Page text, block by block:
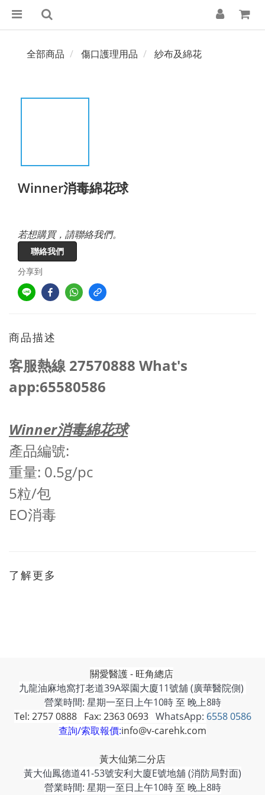
全部商品 傷口護理用品 紗布及綿花
Winner消毒綿花球
若想購買，請聯絡我們。
聯絡我們
分享到
商品描述
客服熱線 27570888 What's
app:65580586
Winner消毒綿花球
產品編號:
重量: 0.5g/pc
5粒/包
EO消毒
了解更多
關愛醫護 - 旺角總店
九龍油麻地窩打老道39A翠園大廈11號舖 (廣華醫院側)
營業時間: 星期一至日上午10時 至 晚上8時
Tel: 2757 0888 Fax: 2363 0693WhatsApp: 6558 0586
查詢/索取報價:info@v-carehk.com
黃大仙第二分店
黃大仙鳳德道41-53號安利大廈E號地舖 (消防局對面)
營業時間: 星期一至日上午10時 至 晚上8時